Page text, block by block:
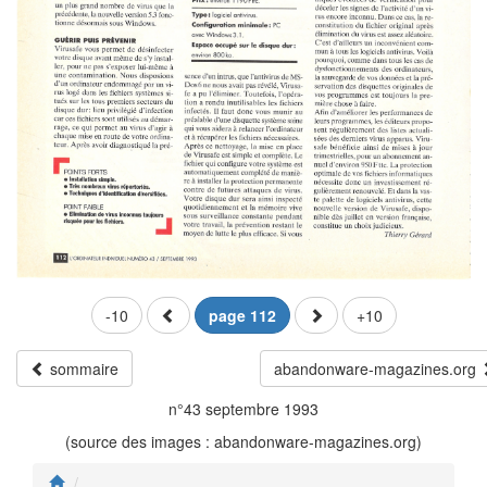
-10 page 112 +10
sommaire
abandonware-magazines.org
n°43 septembre 1993
(source des images : abandonware-magazines.org)